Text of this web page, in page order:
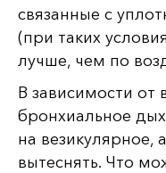
связанные с
(при таких
лучше, чем по
В зависимости от
бронхиальное
на везикулярное,
вытеснять. Что